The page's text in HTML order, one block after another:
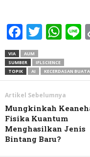
Facebook
Twitter
VIA
AUM
SUMBER
IFLSCIENCE
TOPIK
AI KECERDASAN
Artikel Sebelumnya
Mungkinkah
Fisika Kuantum
Menghasilkan Jenis
Bintang Baru?